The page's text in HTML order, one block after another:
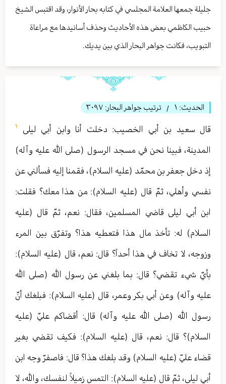
جليلة جمعها العلامة المجلسي في كتابه بحار الأنوار، وقد اقتبس الشيخ
حبيب الكاظمي بعض هذه الأحاديث وحذف أسانيدها مع مراعاة
التبويب، فكانت جواهر البحار الذي بين يديك.
الحديث: ١ / ترتيب جواهر البحار: ٣٠٩٧
قال سعيد بن أبي الخصیب: دخلت أنا وابن أبي ليلى
المدينة، فبينا نحن في مسجد الرسول (صلى الله عليه وآله)
إذ دخل جعفر بن محمّد (عليه السلام)، فقمنا إليه فسألني عن
نفسي وأهلي، ثمّ قال (عليه السلام): من هذا معك؟ فقلت:
ابن أبي ليلى قاضي المسلمين، فقال: نعم، ثمّ قال (عليه
السلام) له: تأخذ مال هذا فتعطيه هذا؟ وتفرّق بين المرء
وزوجه، لا تخاف في هذا أحداً؟ قال: نعم، قال (عليه السلام):
بأيّ شيء تقضي؟ قال: بما بلغني عن رسول الله (صلى الله
عليه وآله) وعن أبي بكر وعمر، قال (عليه السلام): فبلغك أنّ
رسول الله (صلى الله عليه وآله) قال: أقضاكم عليّ (عليه
السلام)؟ قال: نعم، قال (عليه السلام): فكيف تقضي بغير
قضاء عليّ (عليه السلام) وقد بلغك هذا؟ قال: فاصفرّ وجه ابن
أبي ليلى، ثمّ قال (عليه السلام): التمس زميلاً لنفسك، والله، لا